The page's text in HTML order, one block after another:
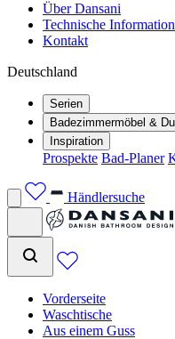
Über Dansani
Technische Information
Kontakt
Deutschland
Serien
Badezimmermöbel &
Inspiration
Prospekte Bad-Planer
Händlersuche
Vorderseite
Waschtische
Aus einem Guss